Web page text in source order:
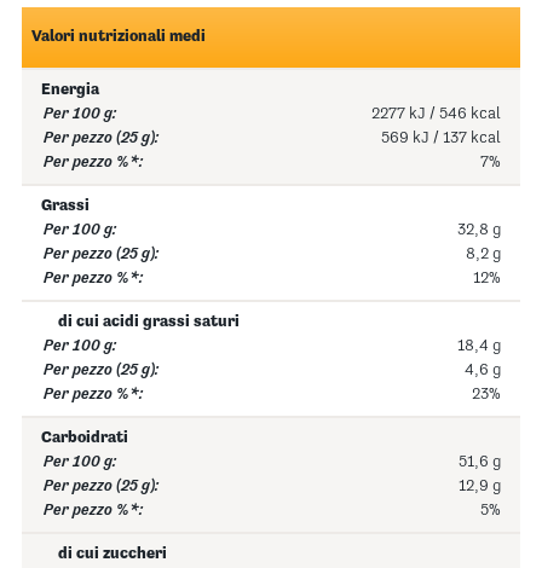
Valori nutrizionali medi
Energia
2277 kJ / 546 kcal
569 kJ / 137 kcal
7%
Grassi
32,8 g
8,2 g
12%
di cui acidi grassi saturi
18,4 g
4,6 g
23%
Carboidrati
51,6 g
12,9 g
5%
di cui zuccheri